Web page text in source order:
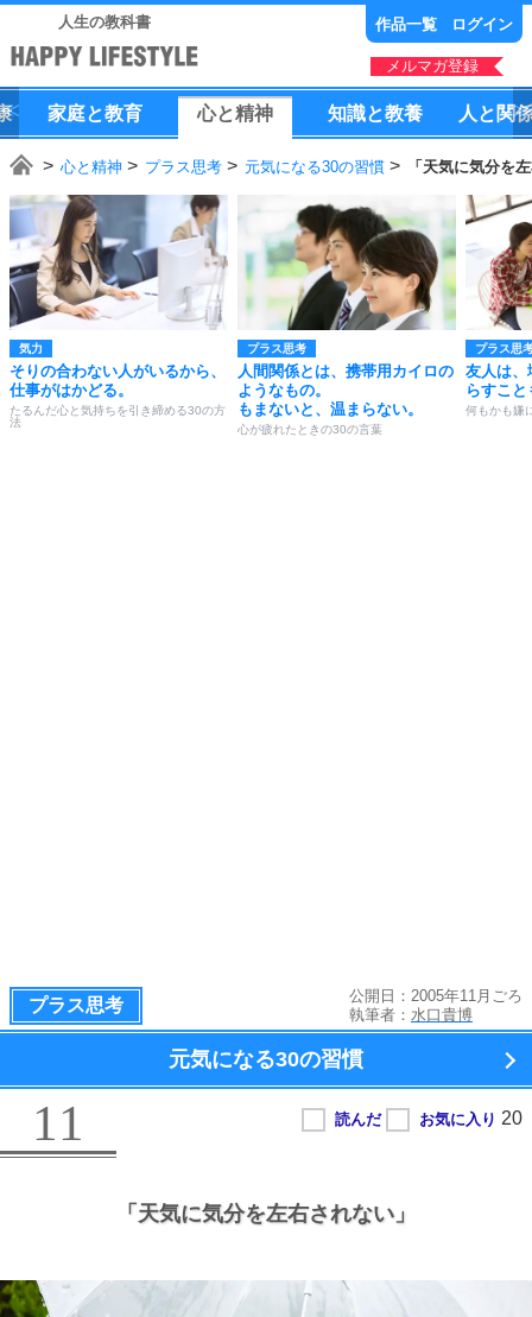
人生の教科書 作品一覧 ログイン
メルマガ登録
家庭と教育 心と精神 知識と教養 人 と 関
心と精神 プラス思考 元気になる30の習慣 「天気に気分を
気力
そりの合わない人がいるから、
仕事がはかどる。
たるんだ心と気持ちを引き締める30の方
法
プラス思考
人間関係とは、携帯用カイロの
ようなもの。
もまないと、温まらない。
心が疲れたときの30の言葉
プラス思
友人は、
らすこ
何もかも嫌
プラス思考
公開日：2005年11月ごろ
執筆者： 水口貴博
元気になる30の習慣
11
「天気に気分を左右されない」